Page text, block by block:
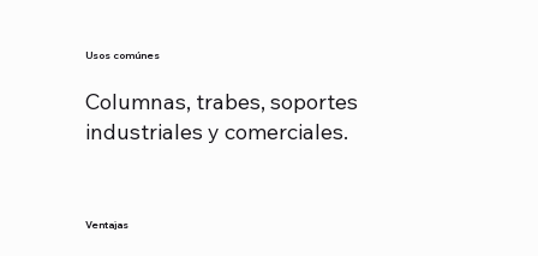
Usos comúnes
Columnas, trabes, soportes
industriales y comerciales.
Ventajas